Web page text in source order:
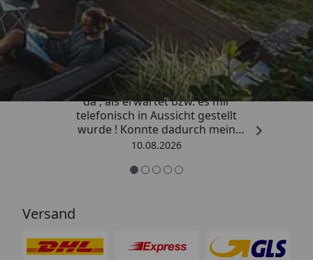
Trusted Shops
4,81/ 5
„Die Lieferung war viel schneller
da , als erwartet bzw. es mir
telefonisch in Aussicht gestellt
wurde ! Konnte dadurch mein
Vorhaben zeitnah beenden . Vielen
kompetente Beratung .“
10.08.2026
Versand